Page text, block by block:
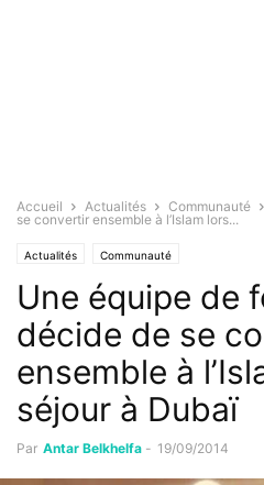
Accueil Actualités Communauté
se convertir ensemble à l’Islam lors...
Actualités Communauté
Une équipe de
décide de se
ensemble à
séjour à Dubaï
Par Antar Belkhelfa - 19/09/2014